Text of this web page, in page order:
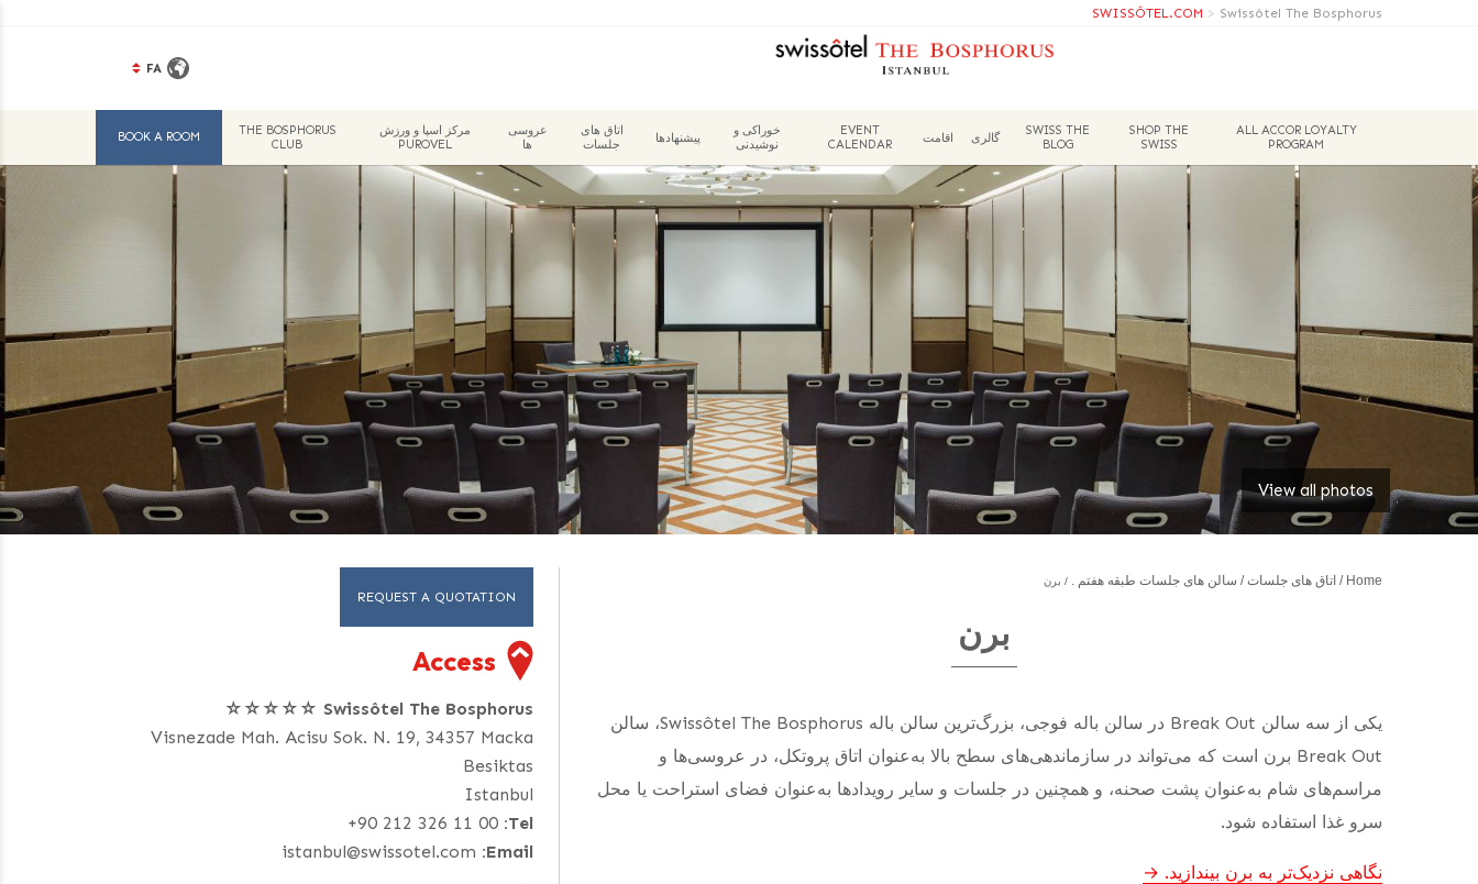
SWISSÔTEL.COM > Swissôtel The Bosphorus
FA
ALL ACCOR LOYALTY
PROGRAM
SHOP THE
SWISS
SWISS THE
BLOG
گالری اقامت
EVENT
CALENDAR
خوراکی و
نوشیدنی
پیشنهادها
اتاق های
جلسات
عروسی
ها
مرکز اسپا و ورزش
PUROVEL
THE BOSPHORUS
CLUB
BOOK A ROOM
View all photos
Home اتاق های جلسات سالن های جلسات طبقه هفتم . برن
برن
یکی از سه سالن Break Out در سالن باله فوجی، بزرگ‌ترین سالن باله Swissôtel The Bosphorus، سالن
Break Out برن است که می‌تواند در سازماندهی‌های سطح بالا به‌عنوان اتاق پروتکل، در عروسی‌ها و
مراسم‌های شام به‌عنوان پشت صحنه، و همچنین در جلسات و سایر رویدادها به‌عنوان فضای استراحت یا محل
سرو غذا استفاده شود.
نگاهی نزدیک‌تر به برن بیندازید.
REQUEST A QUOTATION
Access
Swissôtel The Bosphorus ☆☆☆☆☆
Visnezade Mah. Acisu Sok. N. 19, 34357 Macka
Besiktas
Istanbul
Tel:
+90 212 326 11 00
Email:
istanbul@swissotel.com